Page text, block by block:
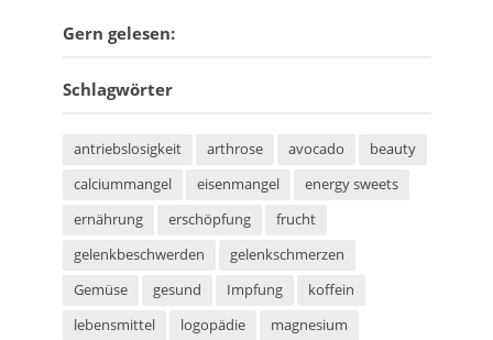
Gern gelesen:
Schlagwörter
antriebslosigkeit arthrose avocado
beauty
calciummangel
eisenmangel
energy sweets
ernährung
erschöpfung
frucht
gelenkbeschwerden
gelenkschmerzen
Gemüse
gesund Impfung
koffein
lebensmittel
logopädie
magnesium